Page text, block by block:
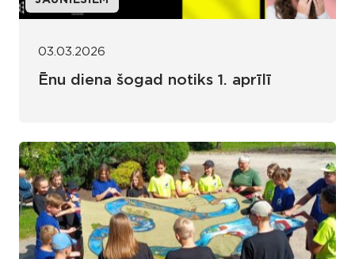
03.03.2026
Ēnu diena šogad notiks 1. aprīlī